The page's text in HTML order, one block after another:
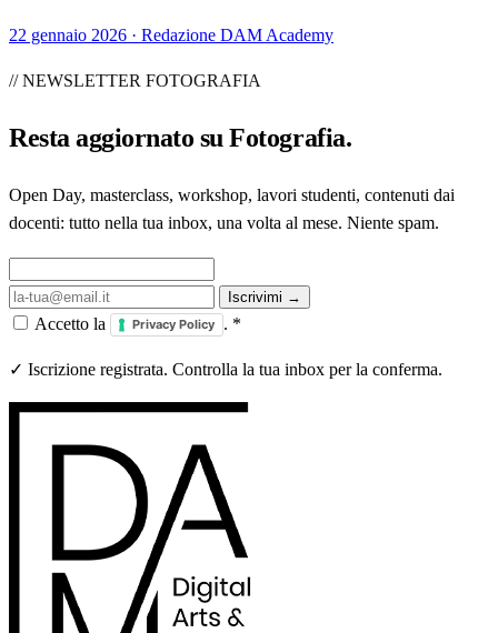
22 gennaio 2026 · Redazione DAM Academy
// NEWSLETTER FOTOGRAFIA
Resta aggiornato suFotografia.
Open Day, masterclass, workshop, lavori studenti, contenuti dai
docenti: tutto nella tua inbox, una volta al mese. Niente spam.
Iscrivimi →
Accetto la Privacy Policy . *
✓ Iscrizione registrata. Controlla la tua inbox per la conferma.